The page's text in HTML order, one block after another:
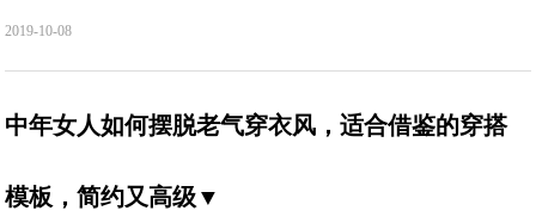
2019-10-08
中年女人如何摆脱老气穿衣风，适合借鉴的穿搭
模板，简约又高级▼